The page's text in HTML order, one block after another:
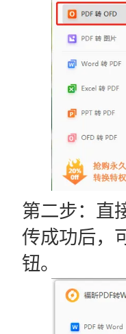
第二步：直
传成功后，
钮。